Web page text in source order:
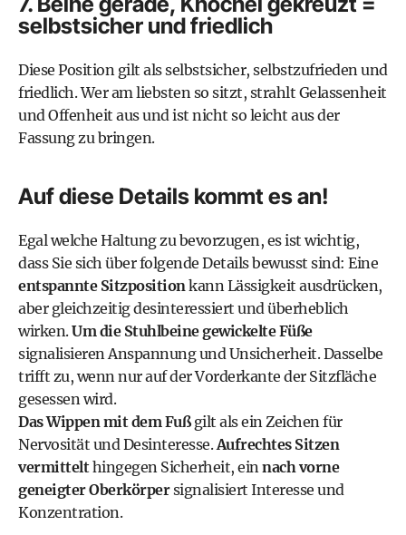
selbstsicher und friedlich
Diese Position gilt als selbstsicher, selbstzufrieden und
friedlich. Wer am liebsten so sitzt, strahlt Gelassenheit
und Offenheit aus und ist nicht so leicht aus der
Fassung zu bringen.
Auf diese Details kommt es an!
Egal welche Haltung zu bevorzugen, es ist wichtig,
dass Sie sich über folgende Details bewusst sind: Eine
entspannte Sitzposition kann Lässigkeit ausdrücken,
aber gleichzeitig desinteressiert und überheblich
wirken.Um die Stuhlbeine gewickelte Füße
signalisieren Anspannung und Unsicherheit. Dasselbe
trifft zu, wenn nur auf der Vorderkante der Sitzfläche
gesessen wird.
Das Wippen mit dem Fußgilt als ein Zeichen für
Nervosität und Desinteresse.Aufrechtes Sitzen
vermittelthingegen Sicherheit, ein nach vorne
geneigter Oberkörpersignalisiert Interesse und
Konzentration.